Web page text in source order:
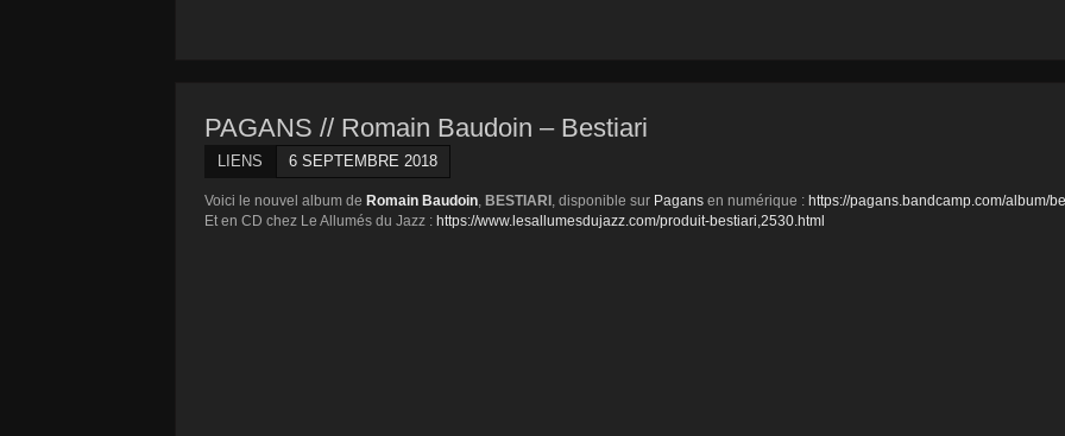
PAGANS // Romain Baudoin – Bestiari
LIENS 6 SEPTEMBRE 2018
Voici le nouvel album de Romain Baudoin, BESTIARI , disponible sur Pagans en numérique : https://pagans.bandcamp.com/album/
Et en CD chez Le Allumés du Jazz : https://www.lesallumesdujazz.com/produit-bestiari,2530.html